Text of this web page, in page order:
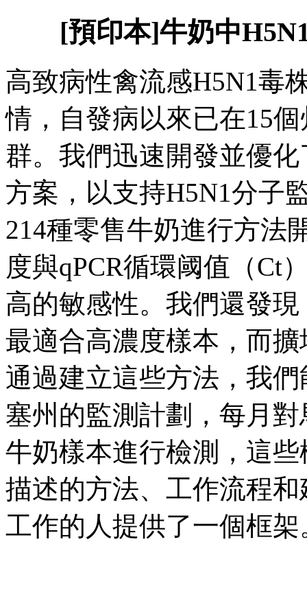
[預印本]牛奶中
高致病性禽流感H5N1毒
情，自發病以來已在15
群。我們迅速開發並優
方案，以支持H5N1分子
214種零售牛奶進行方法
度與qPCR循環阈值（Ct
高的敏感性。我們還發
最適合高濃度樣本，而
通過建立這些方法，我
塞州的監測計劃，每月
牛奶樣本進行檢測，這
描述的方法、工作流程
工作的人提供了一個框架